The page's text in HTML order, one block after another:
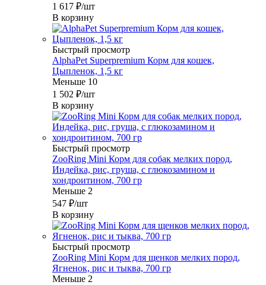
1 617 ₽/шт
В корзину
Быстрый просмотр
AlphaPet Superpremium Корм для кошек,
Цыпленок, 1,5 кг
Меньше 10
1 502 ₽/шт
В корзину
Быстрый просмотр
ZooRing Mini Корм для собак мелких пород,
Индейка, рис, груша, с глюкозамином и
хондроитином, 700 гр
Меньше 2
547 ₽/шт
В корзину
Быстрый просмотр
ZooRing Mini Корм для щенков мелких пород,
Ягненок, рис и тыква, 700 гр
Меньше 2